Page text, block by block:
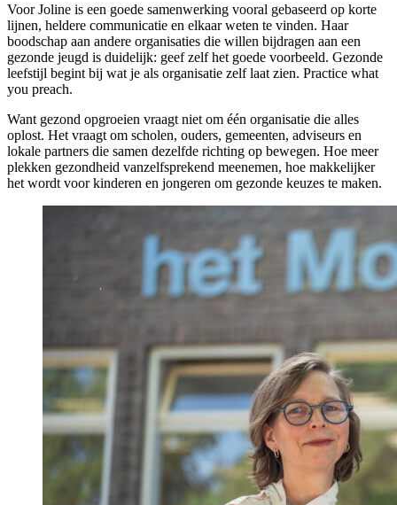
Voor Joline is een goede samenwerking vooral gebaseerd op korte
lijnen, heldere communicatie en elkaar weten te vinden. Haar
boodschap aan andere organisaties die willen bijdragen aan een
gezonde jeugd is duidelijk: geef zelf het goede voorbeeld. Gezonde
leefstijl begint bij wat je als organisatie zelf laat zien. Practice what
you preach.
Want gezond opgroeien vraagt niet om één organisatie die alles
oplost. Het vraagt om scholen, ouders, gemeenten, adviseurs en
lokale partners die samen dezelfde richting op bewegen. Hoe meer
plekken gezondheid vanzelfsprekend meenemen, hoe makkelijker
het wordt voor kinderen en jongeren om gezonde keuzes te maken.